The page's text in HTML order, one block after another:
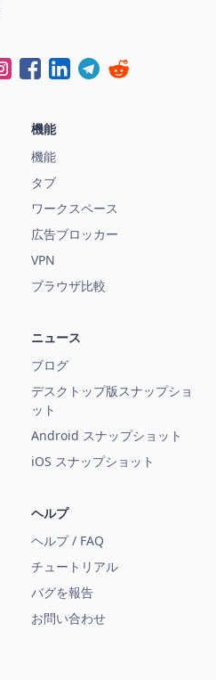
機能
機能
タブ
ワークスペース
広告ブロッカー
VPN
ブラウザ比較
ニュース
ブログ
デスクトップ版スナップショ
ット
Android スナップショット
iOS スナップショット
ヘルプ
ヘルプ / FAQ
チュートリアル
バグを報告
お問い合わせ